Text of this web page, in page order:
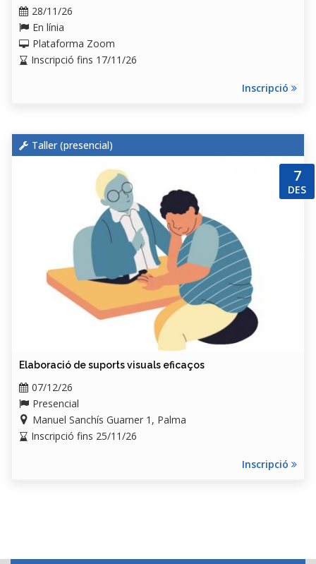
28/11/26
En línia
Plataforma Zoom
Inscripció fins 17/11/26
Inscripció
Taller (presencial)
7
DES
Elaboració de suports visuals eficaços
07/12/26
Presencial
Manuel Sanchís Guarner 1, Palma
Inscripció fins 25/11/26
Inscripció